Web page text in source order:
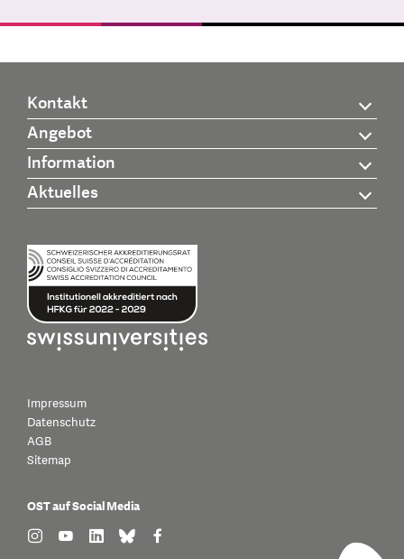
Kontakt
Angebot
Information
Aktuelles
Impressum
Datenschutz
AGB
Sitemap
OST auf Social Media
find us on: instagram
find us on: youtube
find us on: linkedin
find us on: bluesky
find us on: facebook